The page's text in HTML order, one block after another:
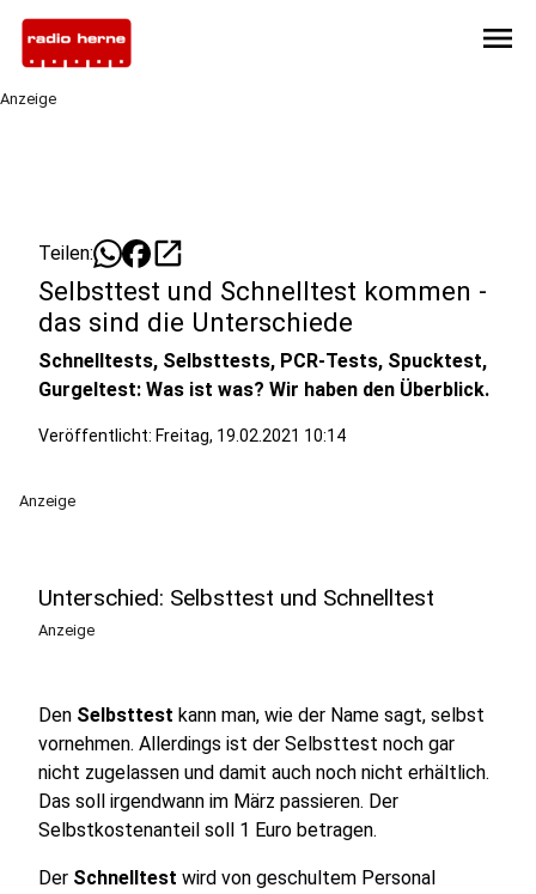
menu
Anzeige
Teilen: open_in_new
Selbsttest und Schnelltest kommen -
das sind die Unterschiede
Schnelltests, Selbsttests, PCR-Tests, Spucktest,
Gurgeltest: Was ist was? Wir haben den Überblick.
Veröffentlicht: Freitag, 19.02.2021 10:14
Anzeige
Unterschied: Selbsttest und Schnelltest
Anzeige
Den Selbsttest kann man, wie der Name sagt, selbst
vornehmen. Allerdings ist der Selbsttest noch gar
nicht zugelassen und damit auch noch nicht erhältlich.
Das soll irgendwann im März passieren. Der
Selbstkostenanteil soll 1 Euro betragen.
Der Schnelltest wird von geschultem Personal